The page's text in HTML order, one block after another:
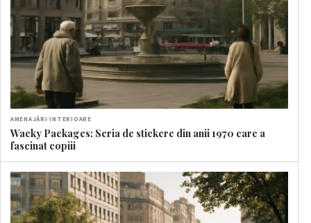
AMENAJĂRI INTERIOARE
Wacky Packages: Seria de stickere din anii 1970 care a
fascinat copiii